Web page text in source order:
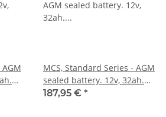
MCS, Standard Series - AGM
sealed battery. 12v, 32ah.
450cca inkl. 7,50 Euro
187,95 € *